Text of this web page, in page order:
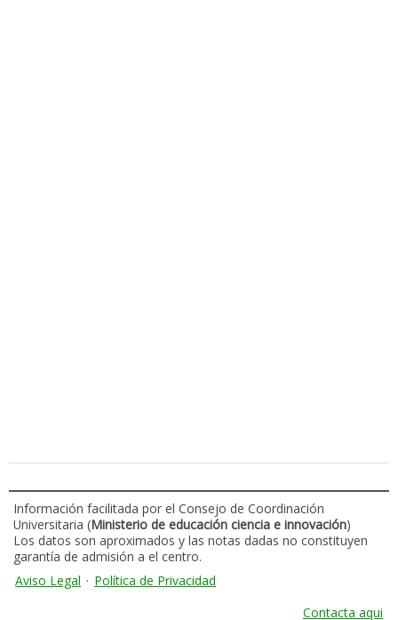
Información facilitada por el Consejo de Coordinación
Universitaria (Ministerio de educación ciencia e innovación)
Los datos son aproximados y las notas dadas no constituyen
garantía de admisión a el centro.
Aviso Legal · Política de Privacidad
Contacta aqui